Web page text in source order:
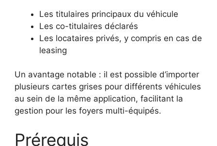
Les titulaires principaux du véhicule
Les co-titulaires déclarés
Les locataires privés, y compris en cas de
leasing
Un avantage notable : il est possible d’importer
plusieurs cartes grises pour différents véhicules
au sein de la même application, facilitant la
gestion pour les foyers multi-équipés.
Prérequis